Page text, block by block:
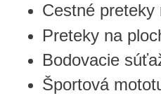
Cestné preteky
Preteky na
Bodovacie
Športová